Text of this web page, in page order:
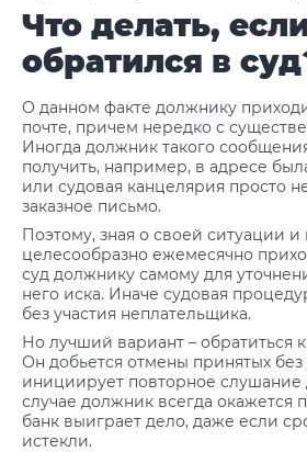
Что делать,
обратился в
О данном факте должнику
почте, причем нередко с
Иногда должник такого
получить, например, в адресе
или судовая канцелярия просто
заказное письмо.
Поэтому, зная о своей ситуации и
целесообразно ежемесячно
суд должнику самому для
него иска. Иначе судовая
без участия неплательщика.
Но лучший вариант – обратиться
Он добьется отмены принятых
инициирует повторное слушание
случае должник всегда окажется
банк выиграет дело, даже если
истекли.